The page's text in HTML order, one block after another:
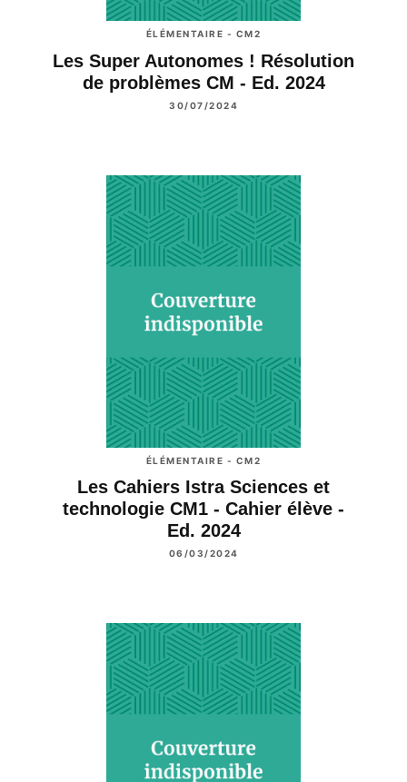
ÉLÉMENTAIRE - CM2
Les Super Autonomes ! Résolution
de problèmes CM - Ed. 2024
30/07/2024
ÉLÉMENTAIRE - CM2
Les Cahiers Istra Sciences et
technologie CM1 - Cahier élève -
Ed. 2024
06/03/2024